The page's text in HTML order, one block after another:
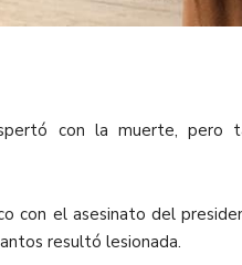
con la muerte, pero
con el asesinato del
resultó lesionada.